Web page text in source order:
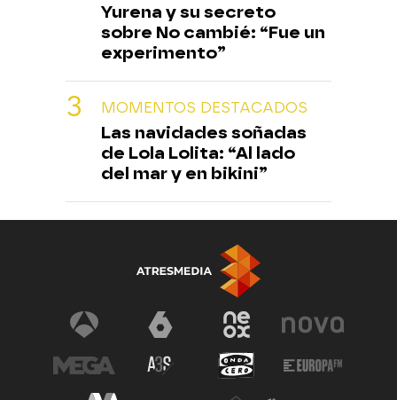
Yurena y su secreto
sobre No cambié: “Fue un
experimento”
MOMENTOS DESTACADOS
Las navidades soñadas
de Lola Lolita: “Al lado
del mar y en bikini”